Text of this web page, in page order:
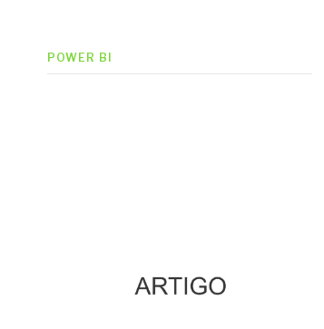
POWER BI